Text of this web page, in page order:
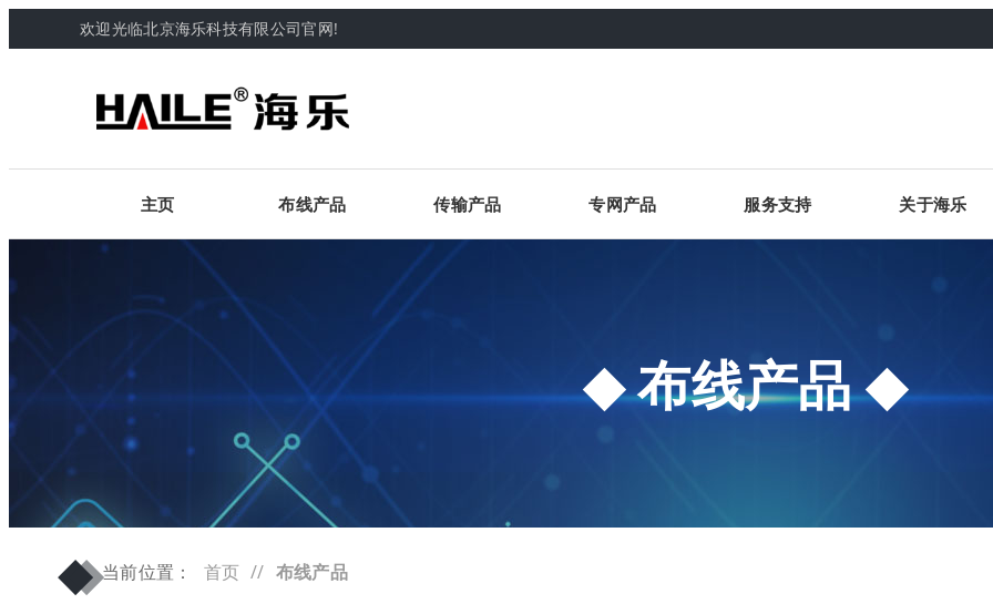
欢迎光临北京海乐科技有限公司官网!
主页 布线产品 传输产品 专网产品 服务支持 关于海乐
布线产品
◆
◆当前位置： 首页 // 布线产品